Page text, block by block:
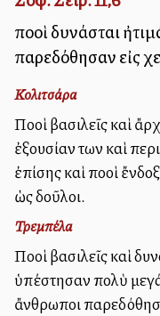
πολλοὶ δυνάσται
παρεδόθησαν εἰς
Κολιτσάρα
Πολλοὶ βασιλεῖς καὶ
ἐξουσίαν των καὶ
ἐπίσης καὶ πολλοὶ
ὡς δοῦλοι.
Τρεμπέλα
Πολλοὶ βασιλεῖς καὶ
ὑπέστησαν πολὺ
ἄνθρωποι